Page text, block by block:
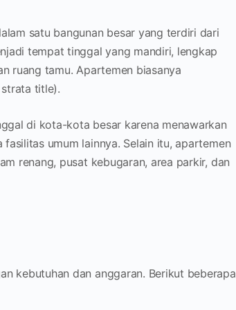
satu bangunan besar yang terdiri dari
tempat tinggal yang mandiri, lengkap
ruang tamu. Apartemen biasanya
title).
di kota-kota besar karena menawarkan
umum lainnya. Selain itu, apartemen
renang, pusat kebugaran, area parkir, dan
kebutuhan dan anggaran. Berikut beberapa